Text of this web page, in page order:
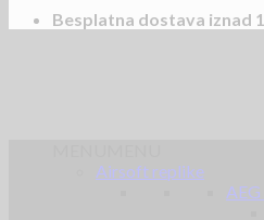
Besplatna dostava iznad
Airsoft replike